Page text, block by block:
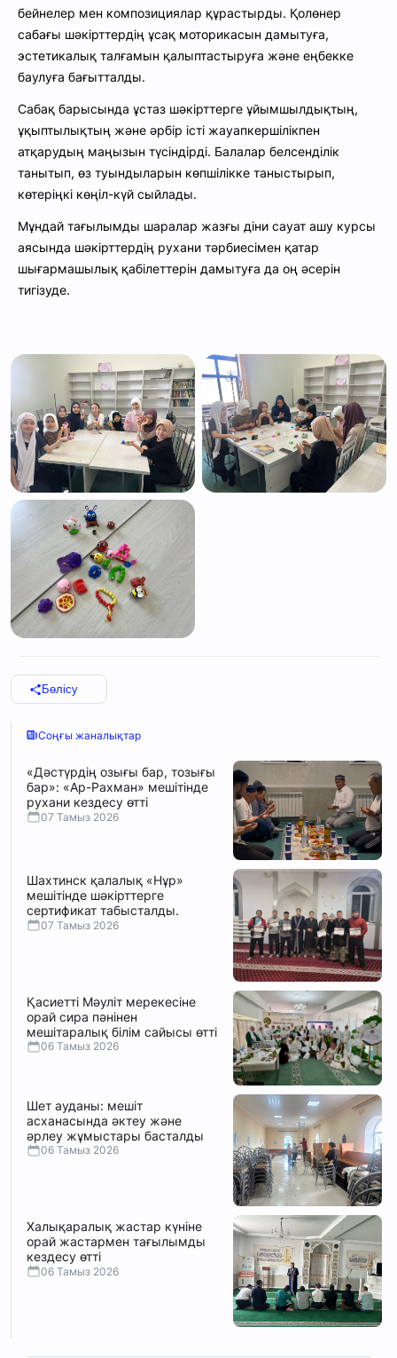
бейнелер мен композициялар құрастырды. Қолөнер
сабағы шәкірттердің ұсақ моторикасын дамытуға,
эстетикалық талғамын қалыптастыруға және еңбекке
баулуға бағытталды.
Сабақ барысында ұстаз шәкірттерге ұйымшылдықтың,
ұқыптылықтың және әрбір істі жауапкершілікпен
атқарудың маңызын түсіндірді. Балалар белсенділік
танытып, өз туындыларын көпшілікке таныстырып,
көтеріңкі көңіл-күй сыйлады.
Мұндай тағылымды шаралар жазғы діни сауат ашу курсы
аясында шәкірттердің рухани тәрбиесімен қатар
шығармашылық қабілеттерін дамытуға да оң әсерін
тигізуде.
Бөлісу
Соңғы жаналықтар
«Дәстүрдің озығы бар, тозығы
бар»: «Ар-Рахман» мешітінде
рухани кездесу өтті
07 Тамыз 2026
Шахтинск қалалық «Нұр»
мешітінде шәкірттерге
сертификат табысталды.
07 Тамыз 2026
Қасиетті Мәуліт мерекесіне
орай сира пәнінен
мешітаралық білім сайысы өтті
06 Тамыз 2026
Шет ауданы: мешіт
асханасында әктеу және
әрлеу жұмыстары басталды
06 Тамыз 2026
Халықаралық жастар күніне
орай жастармен тағылымды
кездесу өтті
06 Тамыз 2026